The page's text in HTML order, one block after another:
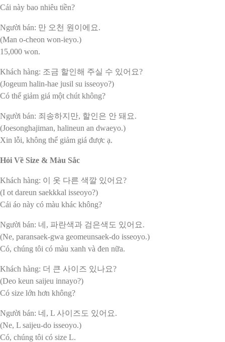
Cái này bao nhiêu tiền?
Người bán: 만 오천 원이에요.
(Man o-cheon won-ieyo.)
15,000 won.
Khách hàng: 조금 할인해 주실 수 있어요?
(Jogeum halin-hae jusil su isseoyo?)
Có thể giảm giá một chút không?
Người bán: 죄송하지만, 할인은 안 돼요.
(Joesonghajiman, halineun an dwaeyo.)
Xin lỗi, không thể giảm giá được ạ.
Hỏi Về Size & Màu Sắc
Khách hàng: 이 옷 다른 색깔 있어요?
(I ot dareun saekkkal isseoyo?)
Cái áo này có màu khác không?
Người bán: 네, 파란색과 검은색도 있어요.
(Ne, paransaek-gwa geomeunsaek-do isseoyo.)
Có, chúng tôi có màu xanh và đen nữa.
Khách hàng: 더 큰 사이즈 있나요?
(Deo keun saijeu innayo?)
Có size lớn hơn không?
Người bán: 네, L 사이즈도 있어요.
(Ne, L saijeu-do isseoyo.)
Có, chúng tôi có size L.